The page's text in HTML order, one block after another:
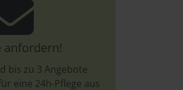
anfordern!
bis zu 3 Angebote
eine 24h-Pflege aus